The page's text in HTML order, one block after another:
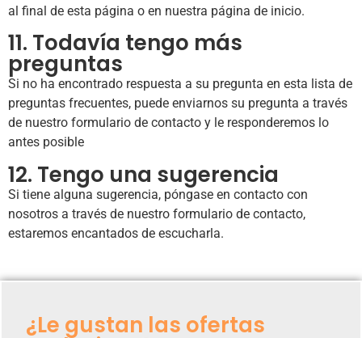
al final de esta página o en nuestra página de inicio.
11. Todavía tengo más
preguntas
Si no ha encontrado respuesta a su pregunta en esta lista de
preguntas frecuentes, puede enviarnos su pregunta a través
de nuestro formulario de contacto y le responderemos lo
antes posible
12. Tengo una sugerencia
Si tiene alguna sugerencia, póngase en contacto con
nosotros a través de nuestro formulario de contacto,
estaremos encantados de escucharla.
¿Le gustan las ofertas